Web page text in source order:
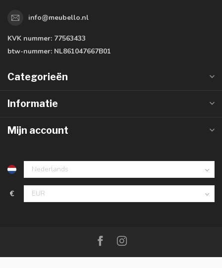
info@meubello.nl
KVK nummer: 77563433
btw-nummer: NL861047667B01
Categorieën
Informatie
Mijn account
€